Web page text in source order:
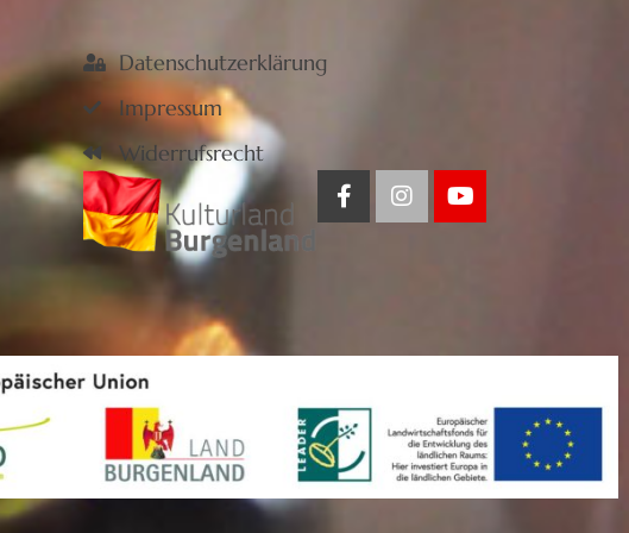
Datenschutzerklärung
Impressum
Widerrufsrecht